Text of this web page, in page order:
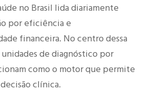
no Brasil lida diariamente
por eficiência e
financeira. No centro dessa
unidades de diagnóstico por
como o motor que permite
clínica.